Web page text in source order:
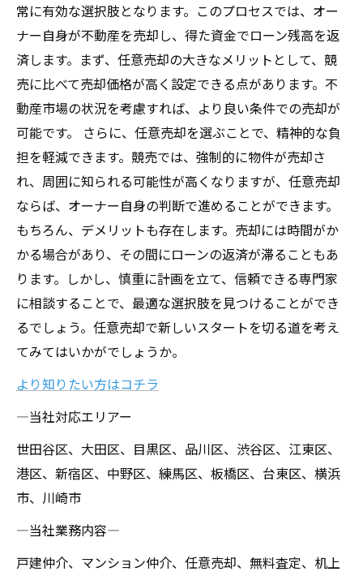
常に有効な選択肢となります。このプロセスでは、オー
ナー自身が不動産を売却し、得た資金でローン残高を返
済します。まず、任意売却の大きなメリットとして、競
売に比べて売却価格が高く設定できる点があります。不
動産市場の状況を考慮すれば、より良い条件での売却が
可能です。 さらに、任意売却を選ぶことで、精神的な負
担を軽減できます。競売では、強制的に物件が売却さ
れ、周囲に知られる可能性が高くなりますが、任意売却
ならば、オーナー自身の判断で進めることができます。
もちろん、デメリットも存在します。売却には時間がか
かる場合があり、その間にローンの返済が滞ることもあ
ります。しかし、慎重に計画を立て、信頼できる専門家
に相談することで、最適な選択肢を見つけることができ
るでしょう。任意売却で新しいスタートを切る道を考え
てみてはいかがでしょうか。
より知りたい方はコチラ
―当社対応エリアー
世田谷区、大田区、目黒区、品川区、渋谷区、江東区、
港区、新宿区、中野区、練馬区、板橋区、台東区、横浜
市、川崎市
―当社業務内容―
戸建仲介、マンション仲介、任意売却、無料査定、机上